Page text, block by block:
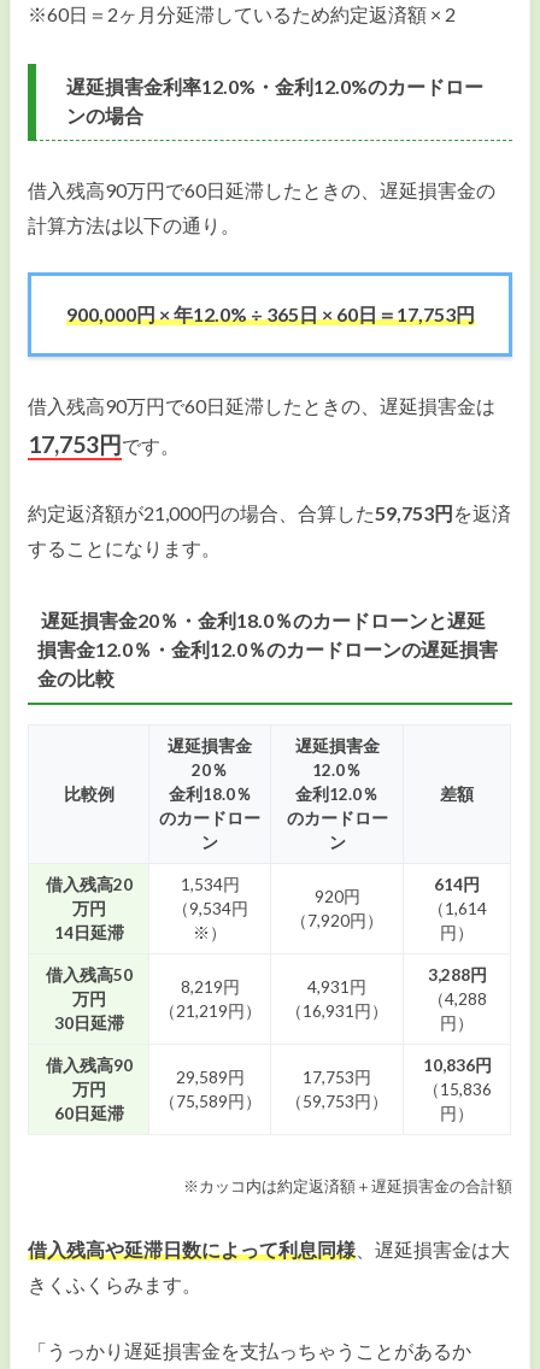
※60日＝2ヶ月分延滞しているため約定返済額 × 2
遅延損害金利率12.0%・金利12.0%のカードロー
ンの場合
借入残高90万円で60日延滞したときの、遅延損害金の
計算方法は以下の通り。
900,000円 × 年12.0% ÷ 365日 × 60日＝17,753円
借入残高90万円で60日延滞したときの、遅延損害金は
17,753円です。
約定返済額が21,000円の場合、合算した59,753円 を返済
することになります。
遅延損害金20％・金利18.0％のカードローンと遅延
損害金12.0％・金利12.0％のカードローンの遅延損害
金の比較
比較例
遅延損害金
20％
金利18.0％
のカードロー
ン
遅延損害金
12.0％
金利12.0％
のカードロー
ン
差額
借入残高20
万円
14日延滞
1,534円
（9,534円
※）
920円
（7,920円）
614円
（1,614
円）
借入残高50
万円
30日延滞
8,219円
（21,219円）
4,931円
（16,931円）
3,288円
（4,288
円）
借入残高90
万円
60日延滞
29,589円
（75,589円）
17,753円
（59,753円）
10,836円
（15,836
円）
※カッコ内は約定返済額＋遅延損害金の合計額
借入残高や延滞日数によって利息同様 、遅延損害金は大
きくふくらみます。
「うっかり遅延損害金を支払っちゃうことがあるか